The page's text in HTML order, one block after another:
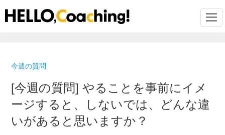
今週の質問
[今週の質問] やることを事前にイメ
ージすると、しないでは、どんな違
いがあると思いますか？